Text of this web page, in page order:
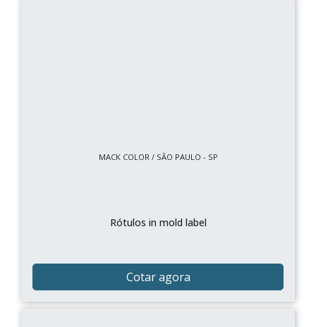
MACK COLOR / SÃO PAULO - SP
Rótulos in mold label
Cotar agora